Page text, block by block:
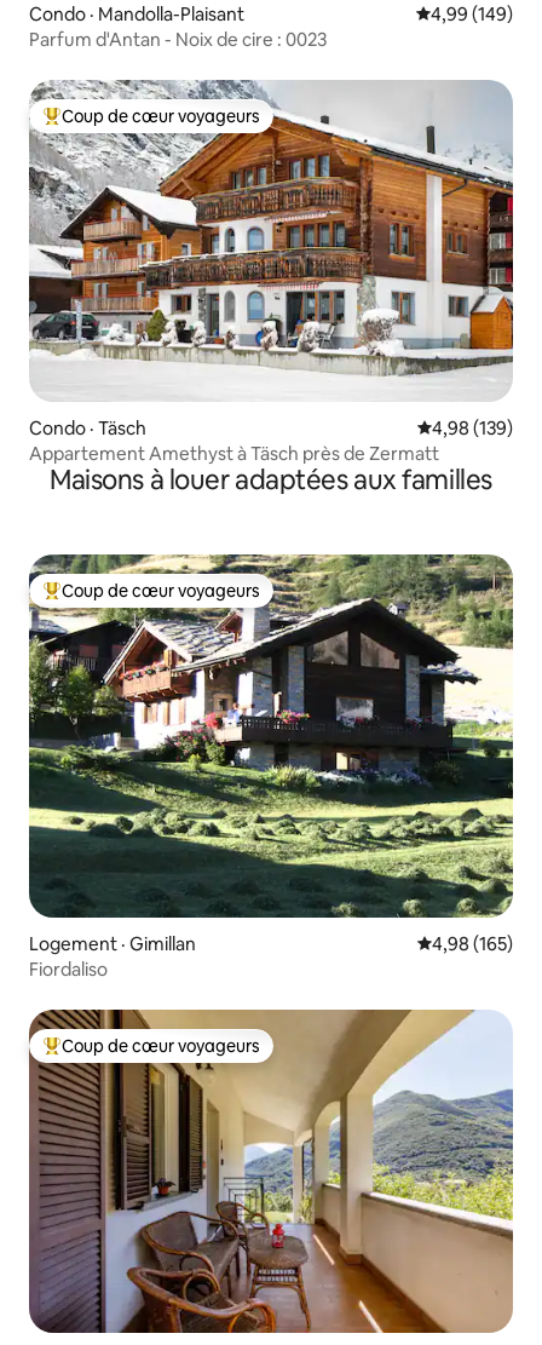
Condo · Mandolla-Plaisant Note
4,99 (149)
Parfum d'Antan - Noix de cire : 0023
Coup de cœur voyageurs parmi les plus aimés
Coup de cœur voyageurs
Condo · Täsch Note
4,98 (139)
Appartement Amethyst à Täsch près de Zermatt
Maisons à louer adaptées aux familles
Coup de cœur voyageurs parmi les plus aimés
Coup de cœur voyageurs
Logement · Gimillan Note
4,98 (165)
Fiordaliso
Coup de cœur voyageurs parmi les plus aimés
Coup de cœur voyageurs